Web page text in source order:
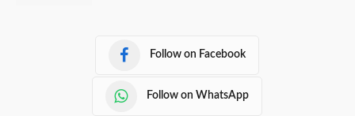
Follow on Facebook
Follow on WhatsApp